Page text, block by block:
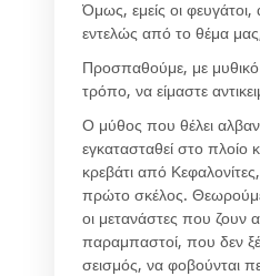
Όμως, εμείς οι
εντελώς από το θέμα μας,
Προσπαθούμε, με μυθικό
τρόπο, να είμαστε
Ο μύθος που θέλει
εγκατασταθεί στο πλοίο
κρεβάτι από
πρώτο σκέλος. Θεωρούμε
οι μετανάστες που ζουν
παραμπαστοί, που δεν
σεισμός, να φοβούνται